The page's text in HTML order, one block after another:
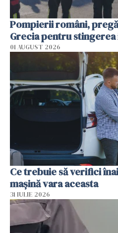
Pompierii români,
Grecia pentru
01 AUGUST 2026
Ce trebuie să verifici
mașină vara aceasta
31 IULIE 2026